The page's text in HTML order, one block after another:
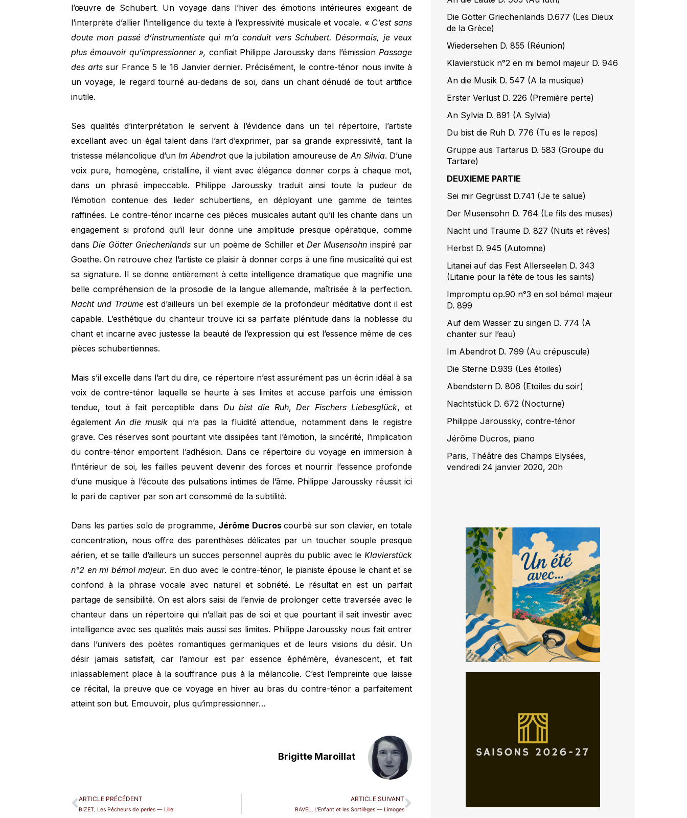
l’œuvre de Schubert. Un voyage dans l’hiver des émotions intérieures exigeant de
l’interprète d’allier l’intelligence du texte à l’expressivité musicale et vocale. « C’est sans
doute mon passé d’instrumentiste qui m’a conduit vers Schubert. Désormais, je veux
plus émouvoir qu’impressionner », confiait Philippe Jaroussky dans l’émission Passage
des arts sur France 5 le 16 Janvier dernier. Précisément, le contre-ténor nous invite à
un voyage, le regard tourné au-dedans de soi, dans un chant dénudé de tout artifice
inutile.
Ses qualités d’interprétation le servent à l’évidence dans un tel répertoire, l’artiste
excellant avec un égal talent dans l’art d’exprimer, par sa grande expressivité, tant la
tristesse mélancolique d’unIm Abendrot que la jubilation amoureuse deAn Silvia. D’une
voix pure, homogène, cristalline, il vient avec élégance donner corps à chaque mot,
dans un phrasé impeccable. Philippe Jaroussky traduit ainsi toute la pudeur de
l’émotion contenue des lieder schubertiens, en déployant une gamme de teintes
raffinées. Le contre-ténor incarne ces pièces musicales autant qu’il les chante dans un
engagement si profond qu’il leur donne une amplitude presque opératique, comme
dans Die Götter Griechenlands sur un poème de Schiller etDer Musensohn inspiré par
Goethe. On retrouve chez l’artiste ce plaisir à donner corps à une fine musicalité qui est
sa signature. Il se donne entièrement à cette intelligence dramatique que magnifie une
belle compréhension de la prosodie de la langue allemande, maîtrisée à la perfection.
Nacht und Traüme est d’ailleurs un bel exemple de la profondeur méditative dont il est
capable. L’esthétique du chanteur trouve ici sa parfaite plénitude dans la noblesse du
chant et incarne avec justesse la beauté de l’expression qui est l’essence même de ces
pièces schubertiennes.
Mais s’il excelle dans l’art du dire, ce répertoire n’est assurément pas un écrin idéal à sa
voix de contre-ténor laquelle se heurte à ses limites et accuse parfois une émission
tendue, tout à fait perceptible dans Du bist die Ruh,Der Fischers Liebesglück, et
égalementAn die musik qui n’a pas la fluidité attendue, notamment dans le registre
grave. Ces réserves sont pourtant vite dissipées tant l’émotion, la sincérité, l’implication
du contre-ténor emportent l’adhésion. Dans ce répertoire du voyage en immersion à
l’intérieur de soi, les failles peuvent devenir des forces et nourrir l’essence profonde
d’une musique à l’écoute des pulsations intimes de l’âme. Philippe Jaroussky réussit ici
le pari de captiver par son art consommé de la subtilité.
Dans les parties solo de programme, Jérôme Ducroscourbé sur son clavier, en totale
concentration, nous offre des parenthèses délicates par un toucher souple presque
aérien, et se taille d’ailleurs un succes personnel auprès du public avec le Klavierstück
n°2 en mi bémol majeur. En duo avec le contre-ténor, le pianiste épouse le chant et se
confond à la phrase vocale avec naturel et sobriété. Le résultat en est un parfait
partage de sensibilité. On est alors saisi de l’envie de prolonger cette traversée avec le
chanteur dans un répertoire qui n’allait pas de soi et que pourtant il sait investir avec
intelligence avec ses qualités mais aussi ses limites. Philippe Jaroussky nous fait entrer
dans l’univers des poètes romantiques germaniques et de leurs visions du désir. Un
désir jamais satisfait, car l’amour est par essence éphémère, évanescent, et fait
inlassablement place à la souffrance puis à la mélancolie. C’est l’empreinte que laisse
ce récital, la preuve que ce voyage en hiver au bras du contre-ténor a parfaitement
atteint son but. Emouvoir, plus qu’impressionner…
Brigitte Maroillat
ARTICLE PRÉCÉDENT
BIZET, Les Pêcheurs de perles — Lille
ARTICLE SUIVANT
RAVEL, L'Enfant et les Sortilèges — Limoges
Die Götter Griechenlands D.677 (Les Dieux
de la Grèce)
Wiedersehen D. 855 (Réunion)
Klavierstück n°2 en mi bemol majeur D. 946
An die Musik D. 547 (A la musique)
Erster Verlust D. 226 (Première perte)
An Sylvia D. 891 (A Sylvia)
Du bist die Ruh D. 776 (Tu es le repos)
Gruppe aus Tartarus D. 583 (Groupe du
Tartare)
DEUXIEME PARTIE
Sei mir Gegrüsst D.741 (Je te salue)
Der Musensohn D. 764 (Le fils des muses)
Nacht und Träume D. 827 (Nuits et rêves)
Herbst D. 945 (Automne)
Litanei auf das Fest Allerseelen D. 343
(Litanie pour la fête de tous les saints)
Impromptu op.90 n°3 en sol bémol majeur
D. 899
Auf dem Wasser zu singen D. 774 (A
chanter sur l’eau)
Im Abendrot D. 799 (Au crépuscule)
Die Sterne D.939 (Les étoiles)
Abendstern D. 806 (Etoiles du soir)
Nachtstück D. 672 (Nocturne)
Philippe Jaroussky, contre-ténor
Jérôme Ducros, piano
Paris, Théâtre des Champs Elysées,
vendredi 24 janvier 2020, 20h